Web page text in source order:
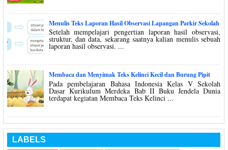
Menulis Teks Laporan Hasil Observasi Lapangan Parkir Sekolah
Setelah mempelajari pengertian laporan hasil observasi,
struktur, dan data, sekarang saatnya kalian menulis sebuah
laporan hasil observasi. ...
Membaca dan Menyimak Teks Kelinci Kecil dan Burung Pipit
Pada pembelajaran Bahasa Indonesia Kelas V Sekolah
Dasar Kurikulum Merdeka Bab II Buku Jendela Dunia
terdapat kegiatan Membaca Teks Kelinci ...
LABELS